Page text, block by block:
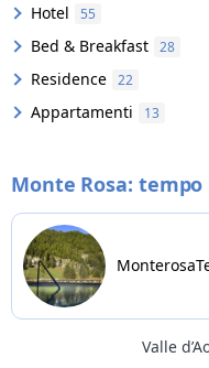
Hotel 55
Bed & Breakfast 28
Residence 22
Appartamenti 13
Monte Rosa:
Valle